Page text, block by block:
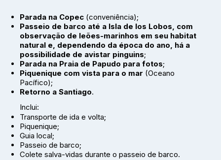
Parada na Copec (conveniência);
Passeio de barco até a Isla de los Lobos, com
observação de leões-marinhos em seu habitat
natural e, dependendo da época do ano, há a
possibilidade de avistar pinguins;
Parada na Praia de Papudo para fotos;
Piquenique com vista para o mar (Oceano
Pacífico);
Retorno a Santiago.
Inclui:
Transporte de ida e volta;
Piquenique;
Guia local;
Passeio de barco;
Colete salva-vidas durante o passeio de barco.